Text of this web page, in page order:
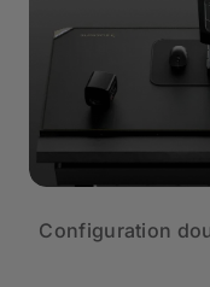
Configuration